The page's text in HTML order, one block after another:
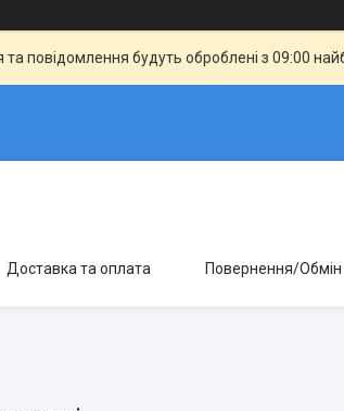
повідомлення будуть оброблені з 09:00
Доставка та оплата Повернення/Обмін